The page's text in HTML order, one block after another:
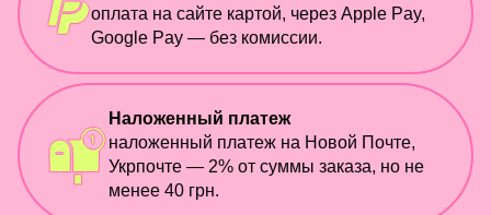
оплата на сайте картой, через Apple Pay,
Google Pay — без комиссии.
Наложенный платеж
наложенный платеж на Новой Почте,
Укрпочте — 2% от суммы заказа, но не
менее 40 грн.